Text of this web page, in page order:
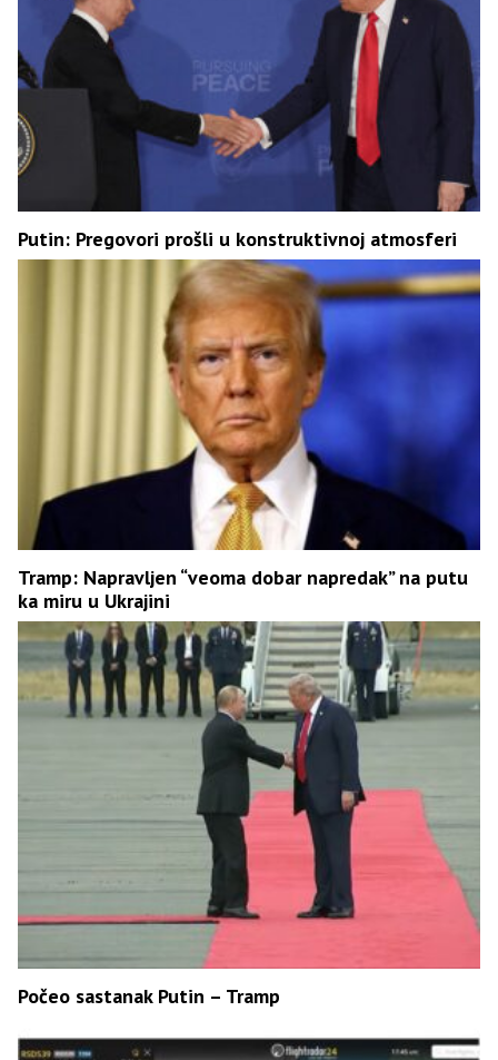
Putin: Pregovori prošli u konstruktivnoj atmosferi
Tramp: Napravljen “veoma dobar napredak” na putu
ka miru u Ukrajini
Počeo sastanak Putin – Tramp